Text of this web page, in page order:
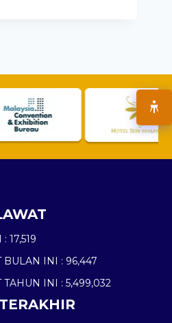
: 17,519
BULAN INI : 96,447
TAHUN INI : 5,499,032